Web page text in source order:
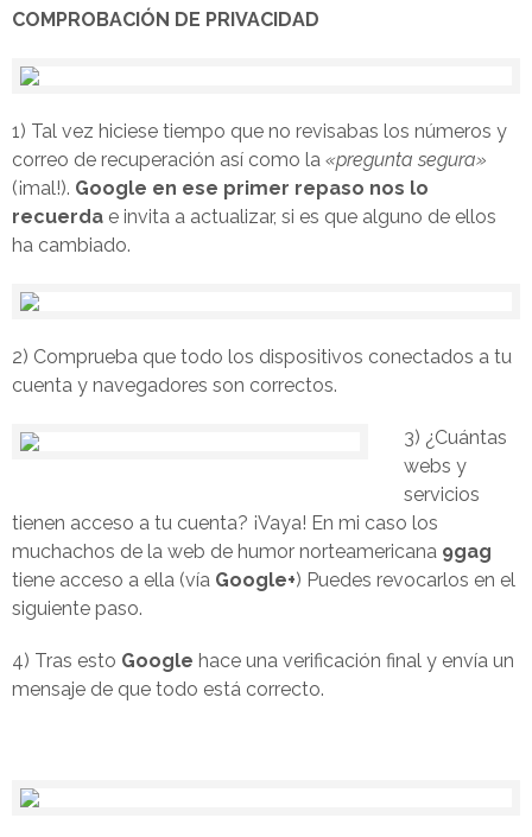
COMPROBACIÓN DE PRIVACIDAD
1) Tal vez hiciese tiempo que no revisabas los números y
correo de recuperación así como la «pregunta segura»
(¡mal!). Google en ese primer repaso nos lo
recuerda e invita a actualizar, si es que alguno de ellos
ha cambiado.
2) Comprueba que todo los dispositivos conectados a tu
cuenta y navegadores son correctos.
3) ¿Cuántas
webs y
servicios
tienen acceso a tu cuenta? ¡Vaya! En mi caso los
muchachos de la web de humor norteamericana 9gag
tiene acceso a ella (vía Google+) Puedes revocarlos en el
siguiente paso.
4) Tras esto Google hace una verificación final y envía un
mensaje de que todo está correcto.